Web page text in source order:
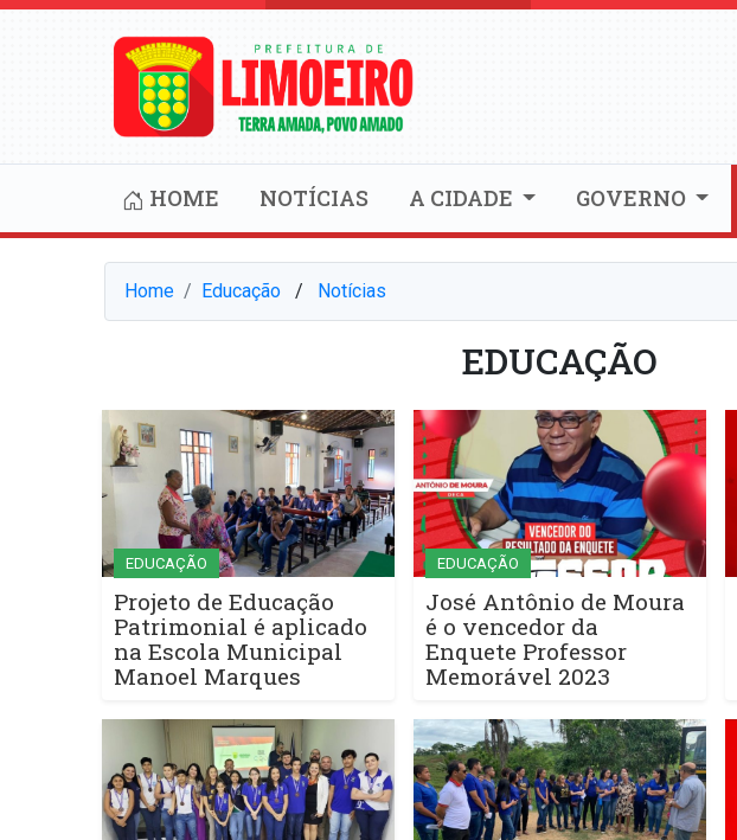
HOME NOTÍCIAS A CIDADE GOVERNO
Home Educação⠀/⠀ Notícias
EDUCAÇÃO
EDUCAÇÃO
Projeto de Educação
Patrimonial é aplicado
na Escola Municipal
Manoel Marques
EDUCAÇÃO
José Antônio de Moura
é o vencedor da
Enquete Professor
Memorável 2023